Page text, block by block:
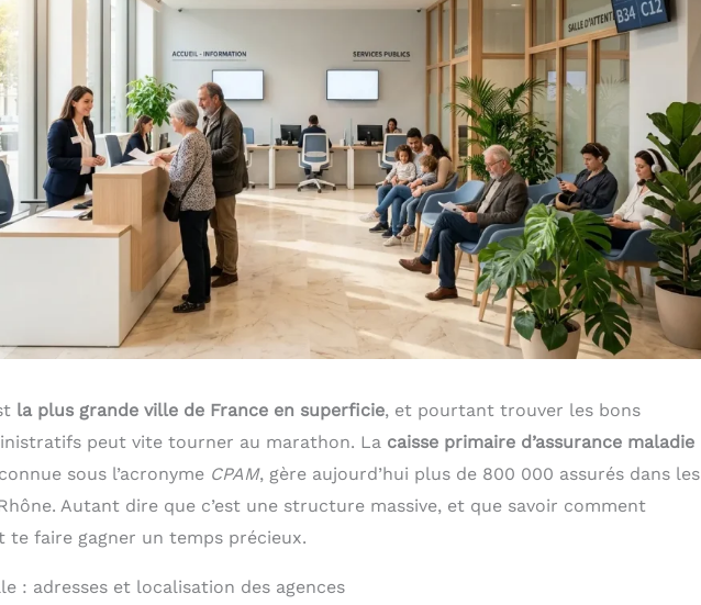
la plus grande ville de France en superficie, et pourtant trouver les bons
peut vite tourner au marathon. La caisse primaire d’assurance maladie
sous l’acronyme CPAM, gère aujourd’hui plus de 800 000 assurés dans les
Autant dire que c’est une structure massive, et que savoir comment
te faire gagner un temps précieux.
: adresses et localisation des agences